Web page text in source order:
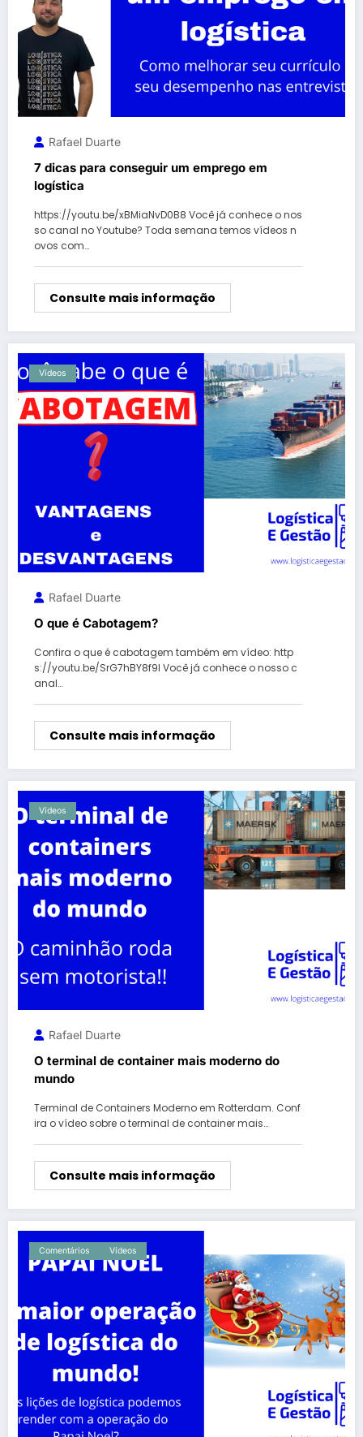
Rafael Duarte
7 dicas para conseguir um emprego em
logística
https://youtu.be/xBMiaNvD0B8 Você já conhece o nos
so canal no Youtube? Toda semana temos vídeos n
ovos com…
Consulte mais informação
Vídeos
Rafael Duarte
O que é Cabotagem?
Confira o que é cabotagem também em vídeo: http
s://youtu.be/SrG7hBY8f9I Você já conhece o nosso c
anal…
Consulte mais informação
Vídeos
Rafael Duarte
O terminal de container mais moderno do
mundo
Terminal de Containers Moderno em Rotterdam. Conf
ira o vídeo sobre o terminal de container mais…
Consulte mais informação
Comentários Vídeos